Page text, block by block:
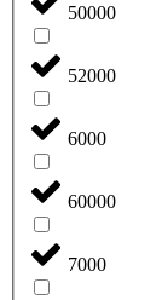
50000
52000
6000
60000
7000